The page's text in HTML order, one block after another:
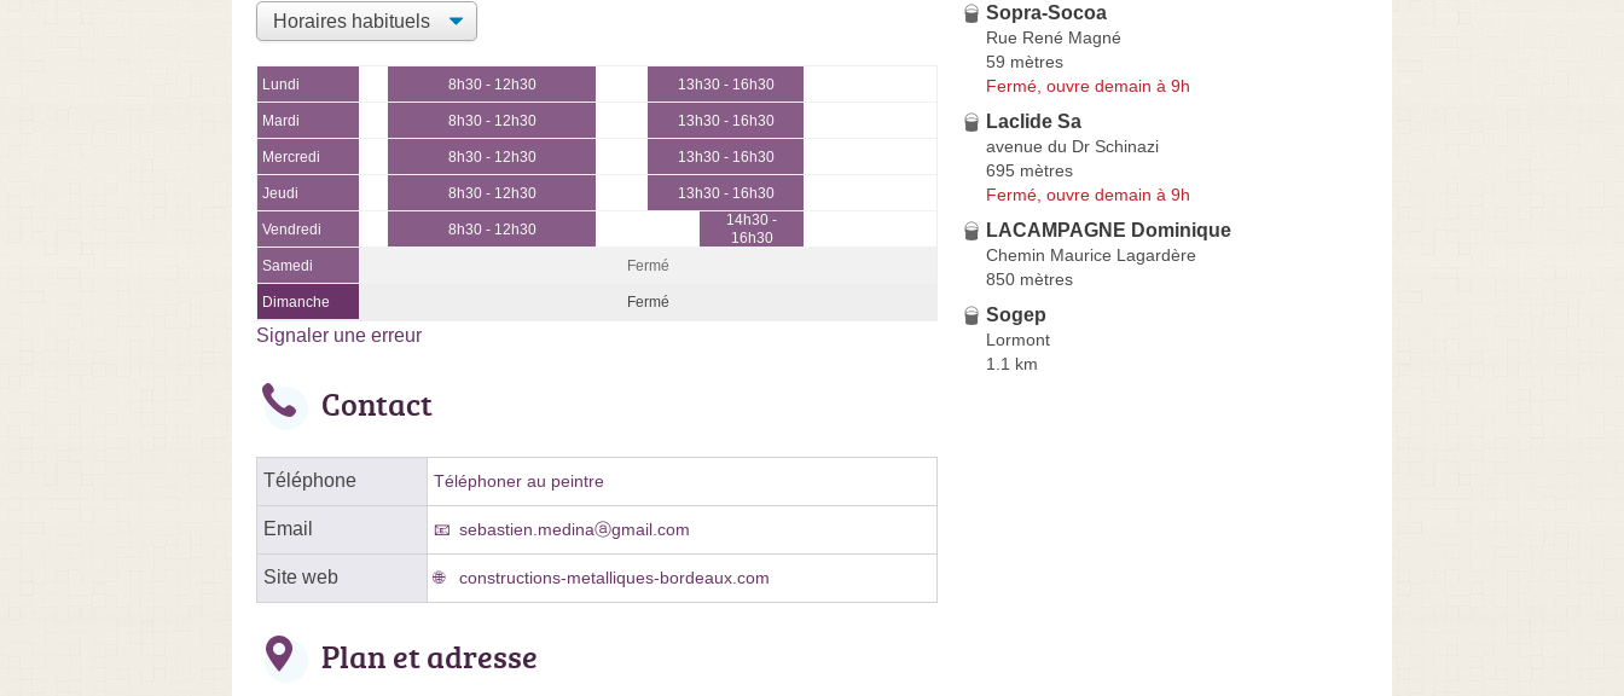
Lundi 8h30 - 12h30 13h30 - 16h30
Mardi 8h30 - 12h30 13h30 - 16h30
Mercredi 8h30 - 12h30 13h30 - 16h30
Jeudi 8h30 - 12h30 13h30 - 16h30
Vendredi 8h30 - 12h30
14h30 -
16h30
Samedi
Fermé
Dimanche Fermé
Signaler une erreur
Contact
Téléphone Téléphoner au peintre
Email sebastien.medinaⓐgmail.com
Site web constructions-metalliques-bordeaux.com
Plan et adresse
Sopra-Socoa
Rue René Magné
59 mètres
Fermé, ouvre demain à 9h
Laclide Sa
avenue du Dr Schinazi
695 mètres
Fermé, ouvre demain à 9h
LACAMPAGNE Dominique
Chemin Maurice Lagardère
850 mètres
Sogep
Lormont
1.1 km